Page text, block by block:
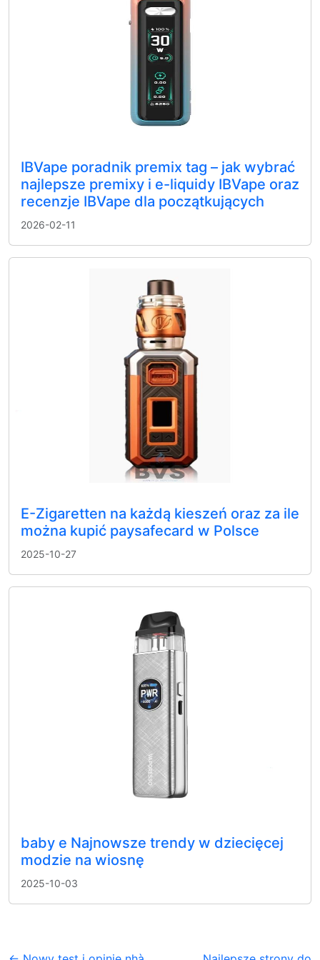
IBVape poradnik premix tag – jak wybrać
najlepsze premixy i e-liquidy IBVape oraz
recenzje IBVape dla początkujących
2026-02-11
E-Zigaretten na każdą kieszeń oraz za ile
można kupić paysafecard w Polsce
2025-10-27
baby e Najnowsze trendy w dziecięcej
modzie na wiosnę
2025-10-03